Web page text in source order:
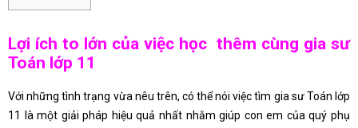
Lợi ích to lớn của việc học thêm cùng gia sư
Toán lớp 11
Với những tình trạng vừa nêu trên, có thể nói việc tìm gia sư Toán lớp
11 là một giải pháp hiệu quả nhất nhằm giúp con em của quý phụ